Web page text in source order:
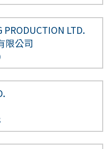
PRODUCTION LTD.
限公司